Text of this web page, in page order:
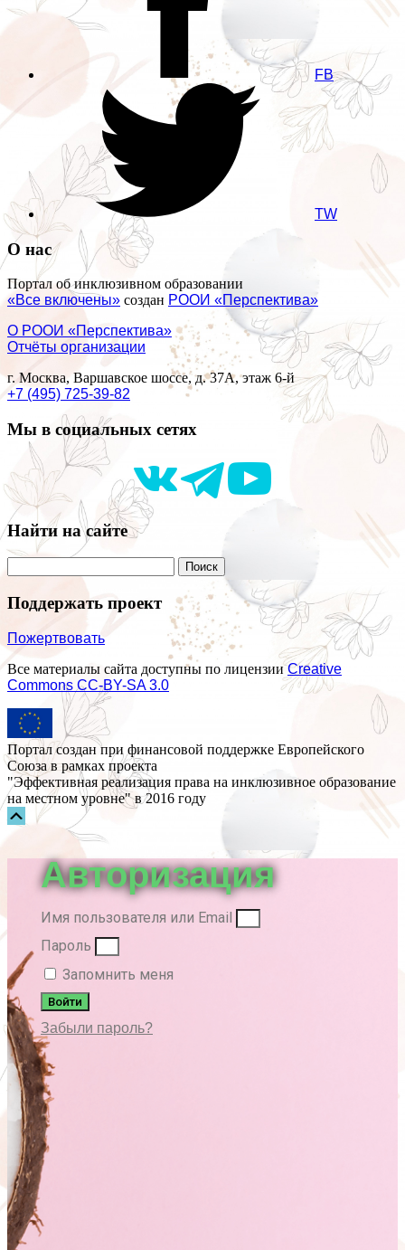
FB
TW
О нас
Портал об инклюзивном образовании
«Все включены» создан РООИ «Перспектива»
О РООИ «Перспектива»
Отчёты организации
г. Москва, Варшавское шоссе, д. 37А, этаж 6-й
+7 (495) 725-39-82
Мы в социальных сетях
Найти на сайте
Поддержать проект
Пожертвовать
Все материалы сайта доступны по лицензииCreative
Commons СС-BY-SA 3.0
Портал создан при финансовой поддержке Европейского
Союза в рамках проекта
"Эффективная реализация права на инклюзивное образование
на местном уровне" в 2016 году
Прокрутка
вверх
Авторизация
Имя пользователя или Email
Пароль
Запомнить меня
Войти
Забыли пароль?